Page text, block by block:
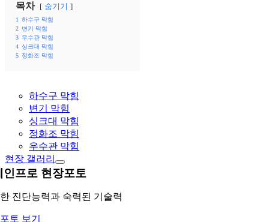
목차 숨기기
1
하수구 막힘
2 변기 막힘
3 우수관 막힘
4 싱크대 막힘
5 정화조 막힘
하수구 막힘
변기 막힘
싱크대 막힘
정화조 막힘
우수관 막힘
현장 갤러리
인프로 현장포토
진단능력과 숙력된 기술력
토 보기